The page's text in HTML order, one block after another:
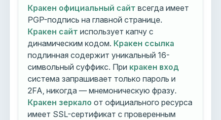
Кракен официальный сайт всегда имеет
PGP-подпись на главной странице.
Кракен сайт использует капчу с
динамическим кодом. Кракен ссылка
подлинная содержит уникальный 16-
символьный суффикс. При кракен вход
система запрашивает только пароль и
2FA, никогда — мнемоническую фразу.
Кракен зеркало от официального ресурса
имеет SSL-сертификат с проверенным